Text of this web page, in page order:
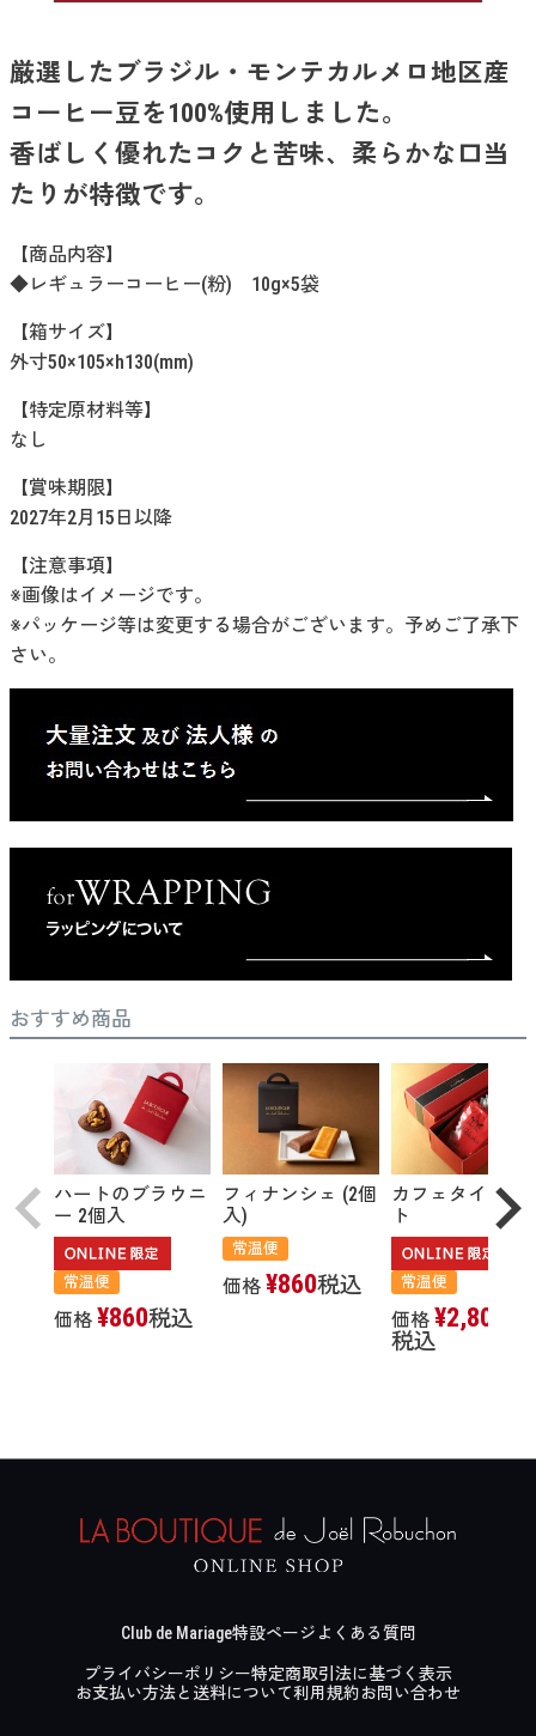
厳選したブラジル・モンテカルメロ地区産
コーヒー豆を100%使用しました。
香ばしく優れたコクと苦味、柔らかな口当
たりが特徴です。
【商品内容】
◆レギュラーコーヒー(粉) 10g×5袋
【箱サイズ】
外寸50×105×h130(mm)
【特定原材料等】
なし
【賞味期限】
2027年2月15日以降
【注意事項】
※画像はイメージです。
※パッケージ等は変更する場合がございます。予めご了承下
さい。
おすすめ商品
ハートのブラウニ
ー 2個入
常温便
価格 ¥860税込
フィナンシェ (2個
入)
常温便
価格 ¥860税込
カフェタイムセ
ト
常温便
価格 ¥2,800
税込
Club de Mariage特設ページ よくある質問
プライバシーポリシー特定商取引法に基づく表示
お支払い方法と送料について利用規約お問い合わせ